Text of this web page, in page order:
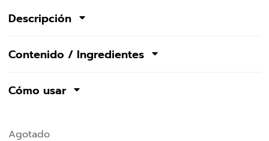
Descripción
Contenido / Ingredientes
Cómo usar
Agotado